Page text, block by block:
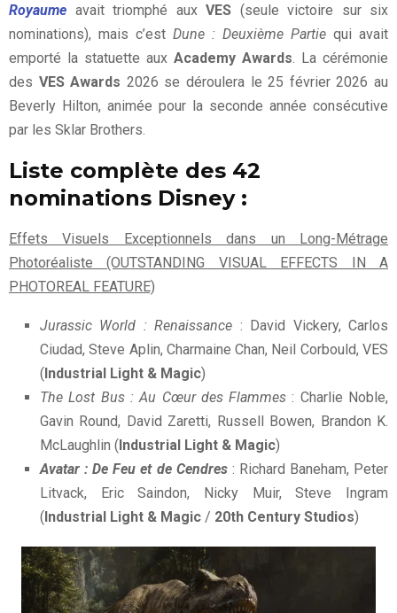
Royaume avait triomphé aux VES (seule victoire sur six
nominations), mais c’est Dune : Deuxième Partie qui avait
emporté la statuette aux Academy Awards . La cérémonie
des VES Awards 2026 se déroulera le 25 février 2026 au
Beverly Hilton, animée pour la seconde année consécutive
par les Sklar Brothers.
Liste complète des 42
nominations Disney:
Effets Visuels Exceptionnels dans un Long-Métrage
Photoréaliste (OUTSTANDING VISUAL EFFECTS IN A
PHOTOREAL FEATURE)
Jurassic World : Renaissance : David Vickery, Carlos
Ciudad, Steve Aplin, Charmaine Chan, Neil Corbould, VES
(Industrial Light & Magic)
The Lost Bus : Au Cœur des Flammes : Charlie Noble,
Gavin Round, David Zaretti, Russell Bowen, Brandon K.
McLaughlin (Industrial Light & Magic)
Avatar : De Feu et de Cendres: Richard Baneham, Peter
Litvack, Eric Saindon, Nicky Muir, Steve Ingram
(Industrial Light & Magic / 20th Century Studios)